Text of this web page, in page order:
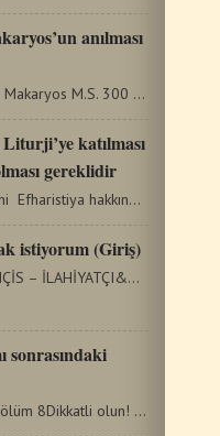
anılması
19.1.2020 Aziz Makaryos M.S. 300 yıllarında Mısır'da…
katılması
gereklidir
(14.11.2021) İlahi Efharistiya hakkında şimdiye kadarki…
istiyorum (Giriş)
MARIOS DOMUHÇİS – İLAHİYATÇI&DİLBİLİMCİ “Seninle…
sonrasındaki
Koloseliler 2. Bölüm 8Dikkatli olun! Mesih'e değil…